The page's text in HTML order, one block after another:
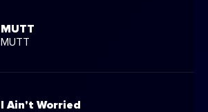
MUTT
MUTT
I Ain't Worried